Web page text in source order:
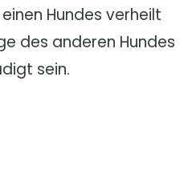
Hundes verheilt
des anderen Hundes
sein.